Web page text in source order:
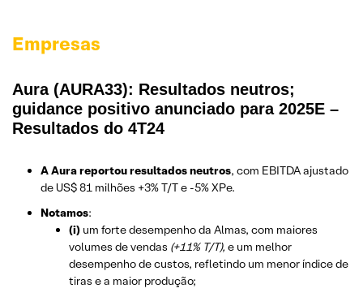
Empresas
Aura (AURA33): Resultados neutros;
guidance positivo anunciado para 2025E –
Resultados do 4T24
A Aura reportou resultados neutros, com EBITDA ajustado
de US$ 81 milhões +3% T/T e -5% XPe.
Notamos:
(i) um forte desempenho da Almas, com maiores
volumes de vendas (+11% T/T), e um melhor
desempenho de custos, refletindo um menor índice de
tiras e a maior produção;